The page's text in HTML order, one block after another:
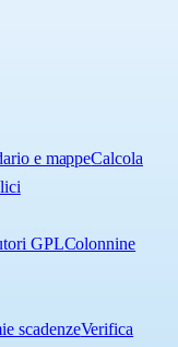
e mappeCalcola
GPLColonnine
scadenzeVerifica